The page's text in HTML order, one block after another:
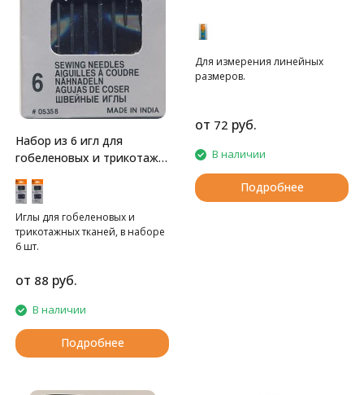
Набор из 6 игл для
гобеленовых и трикотаж.
Иглы для гобеленовых и
трикотажных тканей, в наборе
6 шт.
от 88 руб.
В наличии
Подробнее
Для измерения линейных
размеров.
от 72 руб.
В наличии
Подробнее